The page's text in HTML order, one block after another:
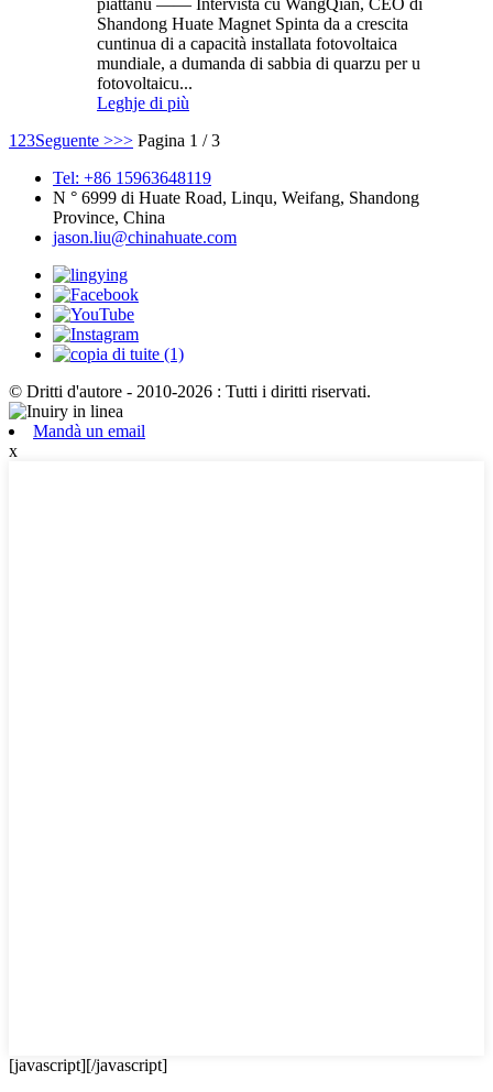
piattanu —— Intervista cù WangQian, CEO di
Shandong Huate Magnet Spinta da a crescita
cuntinua di a capacità installata fotovoltaica
mundiale, a dumanda di sabbia di quarzu per u
fotovoltaicu...
Leghje di più
1 23Seguente >>> Pagina 1 / 3
Tel: +86 15963648119
N ° 6999 di Huate Road, Linqu, Weifang, Shandong
Province, China
jason.liu@chinahuate.com
© Dritti d'autore - 2010-2026 : Tutti i diritti riservati.
Mandà un email
x
[javascript][/javascript]